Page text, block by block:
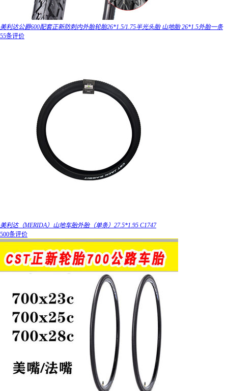
美利达公爵600配套正新防刺内外胎轮胎26*1.5/1.75半光头胎 山地胎 26*1.5外胎一条
55条评价
美利达（MERIDA）山地车胎外胎（单条）27.5*1.95 C1747
500条评价